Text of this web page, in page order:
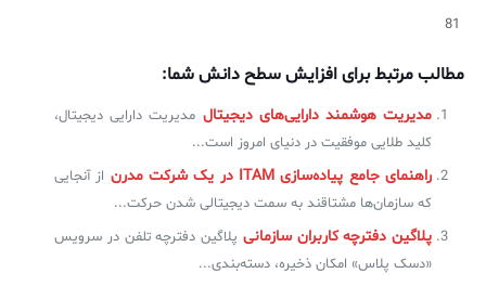
81
مطالب مرتبط برای افزایش سطح دانش شما:
مدیریت هوشمند دارایی‌های دیجیتال مدیریت دارایی دیجیتال،
کلید طلایی موفقیت در دنیای امروز است...
راهنمای جامع پیاده‌سازی ITAM در یک شرکت مدرن
از آنجایی
که سازمان‌ها مشتاقند به سمت دیجیتالی شدن حرکت...
پلاگین دفترچه کاربران سازمانی پلاگین دفترچه تلفن در سرویس
«دسک پلاس» امکان ذخیره، دسته‌بندی...
برنامه‌ساز هوشمند App Creator
سیستم هوشمند مدیریت فروش و فاکتور
سامانه مدیریت امنیت اطلاعات
✧
چارچوب ITIL برای همه
فلافلی_فناوری
آرشیو دانلودهای مدانت